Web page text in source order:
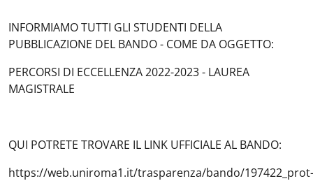
INFORMIAMO TUTTI GLI STUDENTI DELLA
PUBBLICAZIONE DEL BANDO - COME DA OGGETTO:
PERCORSI DI ECCELLENZA 2022-2023 - LAUREA
MAGISTRALE
QUI POTRETE TROVARE IL LINK UFFICIALE AL BANDO:
https://web.uniroma1.it/trasparenza/bando/197422_prot-